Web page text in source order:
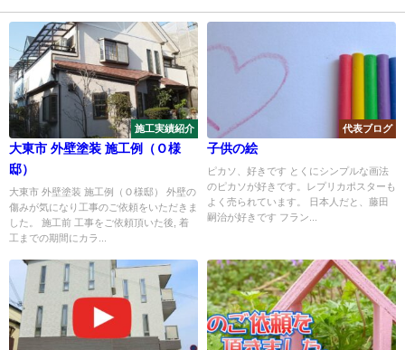
施工実績紹介
大東市 外壁塗装 施工例（Ｏ様
邸）
大東市 外壁塗装 施工例（Ｏ様邸） 外壁の
傷みが気になり工事のご依頼をいただきま
した。 施工前 工事をご依頼頂いた後, 着
工までの期間にカラ...
代表ブログ
子供の絵
ピカソ、好きです とくにシンプルな画法
のピカソが好きです。レプリカポスターも
よく売られています。 日本人だと、藤田
嗣治が好きです フラン...